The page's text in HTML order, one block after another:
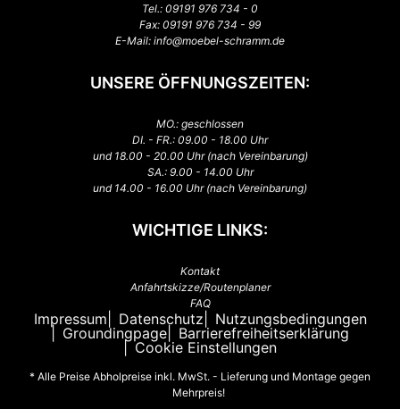
Tel.: 09191 976 734 - 0
Fax: 09191 976 734 - 99
E-Mail: info@moebel-schramm.de
UNSERE ÖFFNUNGSZEITEN:
MO.: geschlossen
DI. - FR.: 09.00 - 18.00 Uhr
und 18.00 - 20.00 Uhr (nach Vereinbarung)
SA.: 9.00 - 14.00 Uhr
und 14.00 - 16.00 Uhr (nach Vereinbarung)
WICHTIGE LINKS:
Kontakt
Anfahrtskizze/Routenplaner
FAQ
Impressum Datenschutz
Nutzungsbedingungen
Groundingpage
Barrierefreiheitserklärung
Cookie Einstellungen
* Alle Preise Abholpreise inkl. MwSt. - Lieferung und Montage gegen
Mehrpreis!